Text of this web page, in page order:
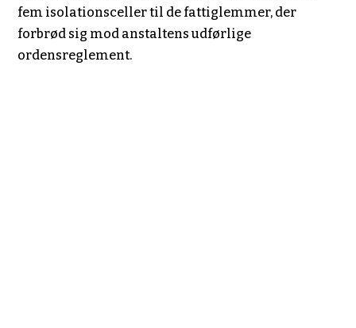
fem isolationsceller til de fattiglemmer, der
forbrød sig mod anstaltens udførlige
ordensreglement.